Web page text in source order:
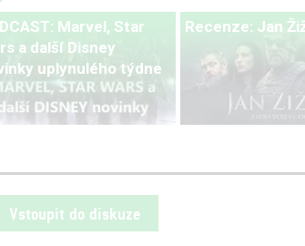
Marvel, Star
a další Disney
uplynulého týdne
Recenze: Jan
Vstoupit do diskuze